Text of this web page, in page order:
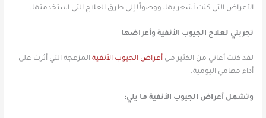
الأعراض التي كنت أشعر بها، ووصولًا إلي طرق العلاج التي استخدمتها.
تجربتي لعلاج الجيوب الأنفية وأعراضها
لقد كنت أعاني من الكثير منأعراض الجيوب الأنفية المزعجة التي أثرت على
أداء مهامي اليومية.
وتشمل أعراض الجيوب الأنفية ما يلي: